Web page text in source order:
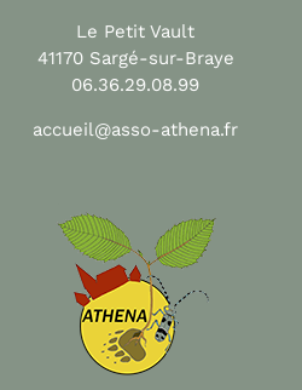
Le Petit Vault
41170 Sargé-sur-Braye
06.36.29.08.99
accueil@asso-athena.fr